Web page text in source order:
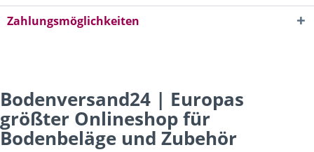
Zahlungsmöglichkeiten
Bodenversand24 | Europas
größter Onlineshop für
Bodenbeläge und Zubehör